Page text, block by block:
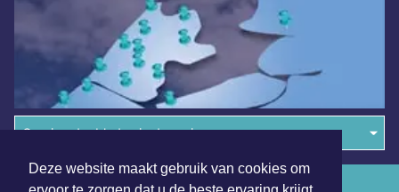
Deze website maakt gebruik van cookies om
Overige dagbladen in de regio
Algemene voorwaarden